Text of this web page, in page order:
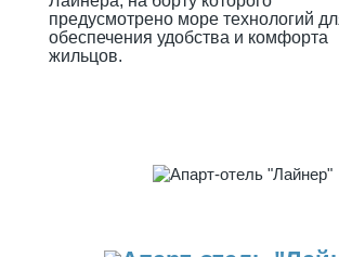
предусмотрено море технологий
обеспечения удобства и комфорта
жильцов.